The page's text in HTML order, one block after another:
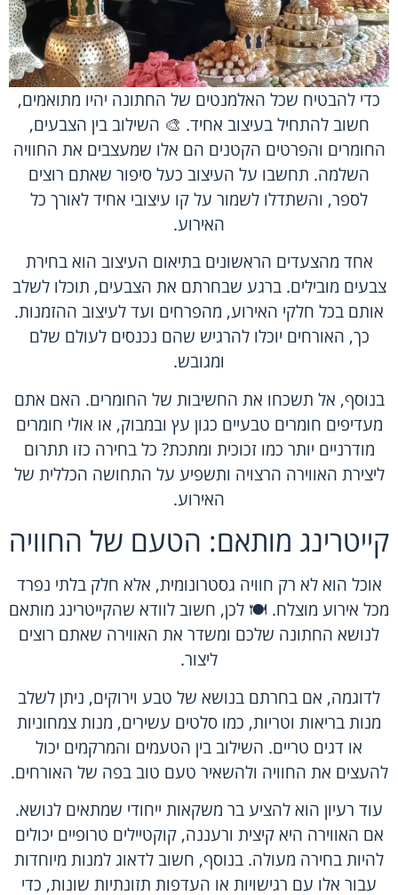
כדי להבטיח שכל האלמנטים של החתונה יהיו מתואמים,
חשוב להתחיל בעיצוב אחיד. 🎨 השילוב בין הצבעים,
החומרים והפרטים הקטנים הם אלו שמעצבים את החוויה
השלמה. תחשבו על העיצוב כעל סיפור שאתם רוצים
לספר, והשתדלו לשמור על קו עיצובי אחיד לאורך כל
האירוע.
אחד מהצעדים הראשונים בתיאום העיצוב הוא בחירת
צבעים מובילים. ברגע שבחרתם את הצבעים, תוכלו לשלב
אותם בכל חלקי האירוע, מהפרחים ועד לעיצוב ההזמנות.
כך, האורחים יוכלו להרגיש שהם נכנסים לעולם שלם
ומגובש.
בנוסף, אל תשכחו את החשיבות של החומרים. האם אתם
מעדיפים חומרים טבעיים כגון עץ ובמבוק, או אולי חומרים
מודרניים יותר כמו זכוכית ומתכת? כל בחירה כזו תתרום
ליצירת האווירה הרצויה ותשפיע על התחושה הכללית של
האירוע.
קייטרינג מותאם: הטעם של החוויה
אוכל הוא לא רק חוויה גסטרונומית, אלא חלק בלתי נפרד
מכל אירוע מוצלח. 🍽️ לכן, חשוב לוודא שהקייטרינג מותאם
לנושא החתונה שלכם ומשדר את האווירה שאתם רוצים
ליצור.
לדוגמה, אם בחרתם בנושא של טבע וירוקים, ניתן לשלב
מנות בריאות וטריות, כמו סלטים עשירים, מנות צמחוניות
או דגים טריים. השילוב בין הטעמים והמרקמים יכול
להעצים את החוויה ולהשאיר טעם טוב בפה של האורחים.
עוד רעיון הוא להציע בר משקאות ייחודי שמתאים לנושא.
אם האווירה היא קיצית ורעננה, קוקטיילים טרופיים יכולים
להיות בחירה מעולה. בנוסף, חשוב לדאוג למנות מיוחדות
עבור אלו עם רגישויות או העדפות תזונתיות שונות, כדי